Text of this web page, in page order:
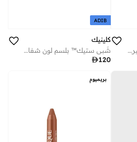
آيلاينر جل بتقنية عالية التأثير - بلاك هوني
ADIB
كلينيك
شَبي ستيك™ بلسم لون شفاه مرطب - تشانكي تشيري
120
بريميوم